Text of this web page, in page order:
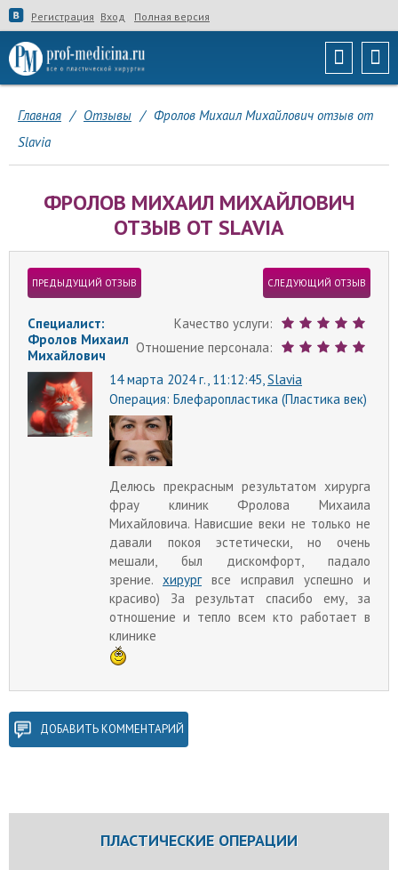
Регистрация Вход Полная версия
Главная / Отзывы / Фролов Михаил Михайлович отзыв от
Slavia
ФРОЛОВ МИХАИЛ МИХАЙЛОВИЧ
ОТЗЫВ ОТ SLAVIA
ПРЕДЫДУЩИЙ ОТЗЫВ СЛЕДУЮЩИЙ ОТЗЫВ
Качество услуги:
Отношение персонала:
Специалист:
Фролов Михаил
Михайлович
14 марта 2024 г., 11:12:45, Slavia
Операция: Блефаропластика (Пластика век)
Делюсь прекрасным результатом хирурга
фрау клиник Фролова Михаила
Михайловича. Нависшие веки не только не
давали покоя эстетически, но очень
мешали, был дискомфорт, падало
зрение. хирургвсе исправил успешно и
красиво) За результат спасибо ему, за
отношение и тепло всем кто работает в
клинике
ДОБАВИТЬ КОММЕНТАРИЙ
ПЛАСТИЧЕСКИЕ ОПЕРАЦИИ